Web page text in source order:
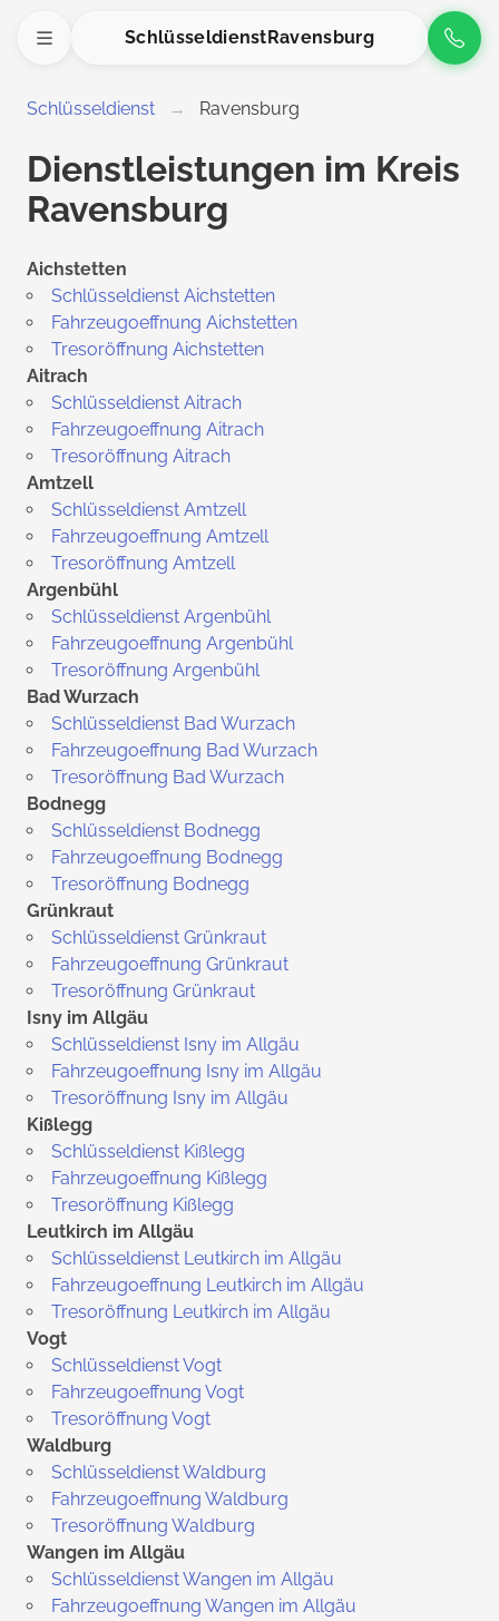
SchlüsseldienstRavensburg
Schlüsseldienst Ravensburg
Dienstleistungen im Kreis
Ravensburg
Aichstetten
Schlüsseldienst Aichstetten
Fahrzeugoeffnung Aichstetten
Tresoröffnung Aichstetten
Aitrach
Schlüsseldienst Aitrach
Fahrzeugoeffnung Aitrach
Tresoröffnung Aitrach
Amtzell
Schlüsseldienst Amtzell
Fahrzeugoeffnung Amtzell
Tresoröffnung Amtzell
Argenbühl
Schlüsseldienst Argenbühl
Fahrzeugoeffnung Argenbühl
Tresoröffnung Argenbühl
Bad Wurzach
Schlüsseldienst Bad Wurzach
Fahrzeugoeffnung Bad Wurzach
Tresoröffnung Bad Wurzach
Bodnegg
Schlüsseldienst Bodnegg
Fahrzeugoeffnung Bodnegg
Tresoröffnung Bodnegg
Grünkraut
Schlüsseldienst Grünkraut
Fahrzeugoeffnung Grünkraut
Tresoröffnung Grünkraut
Isny im Allgäu
Schlüsseldienst Isny im Allgäu
Fahrzeugoeffnung Isny im Allgäu
Tresoröffnung Isny im Allgäu
Kißlegg
Schlüsseldienst Kißlegg
Fahrzeugoeffnung Kißlegg
Tresoröffnung Kißlegg
Leutkirch im Allgäu
Schlüsseldienst Leutkirch im Allgäu
Fahrzeugoeffnung Leutkirch im Allgäu
Tresoröffnung Leutkirch im Allgäu
Vogt
Schlüsseldienst Vogt
Fahrzeugoeffnung Vogt
Tresoröffnung Vogt
Waldburg
Schlüsseldienst Waldburg
Fahrzeugoeffnung Waldburg
Tresoröffnung Waldburg
Wangen im Allgäu
Schlüsseldienst Wangen im Allgäu
Fahrzeugoeffnung Wangen im Allgäu